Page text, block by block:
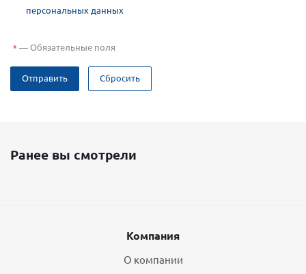
персональных данных
*—Обязательные поля
Отправить Сбросить
Ранее вы смотрели
Компания
О компании